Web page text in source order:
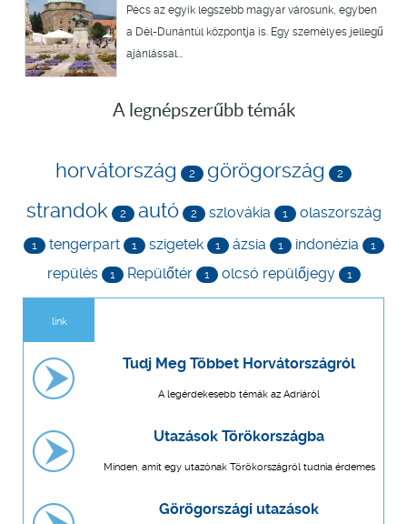
Pécs az egyik legszebb magyar városunk, egyben
a Dél-Dunántúl központja is. Egy személyes jellegű
ajánlással...
A legnépszerűbb témák
horvátország 2 görögország 2
strandok 2 autó 2 szlovákia 1 olaszország
1 tengerpart 1 szigetek 1 ázsia 1 indonézia 1
repülés 1 Repülőtér 1 olcsó repülőjegy 1
link
Tudj Meg Többet Horvátországról
A legérdekesebb témák az Adriáról
Utazások Törökországba
Minden, amit egy utazónak Törökországról tudnia érdemes
Görögországi utazások